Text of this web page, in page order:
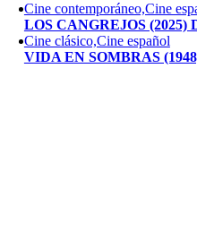
Cine contemporáneo,Cine
LOS CANGREJOS (2025)
Cine clásico,Cine español
VIDA EN SOMBRAS